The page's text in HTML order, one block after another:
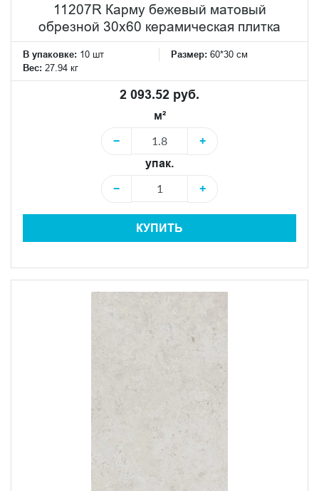
11207R Карму бежевый матовый
обрезной 30х60 керамическая плитка
В упаковке: 10 шт Размер: 60*30 см
Вес: 27.94 кг
2 093.52 руб.
м²
−
+
упак.
−
+
КУПИТЬ